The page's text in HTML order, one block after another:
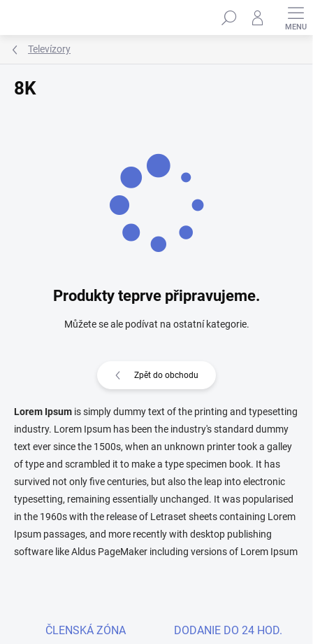
Hledat
Televízory
8K
Produkty teprve připravujeme.
Můžete se ale podívat na ostatní kategorie.
Zpět do obchodu
Lorem Ipsum is simply dummy text of the printing and typesetting
industry. Lorem Ipsum has been the industry's standard dummy
text ever since the 1500s, when an unknown printer took a galley
of type and scrambled it to make a type specimen book. It has
survived not only five centuries, but also the leap into electronic
typesetting, remaining essentially unchanged. It was popularised
in the 1960s with the release of Letraset sheets containing Lorem
Ipsum passages, and more recently with desktop publishing
software like Aldus PageMaker including versions of Lorem Ipsum
ČLENSKÁ ZÓNA DODANIE DO 24 HOD.